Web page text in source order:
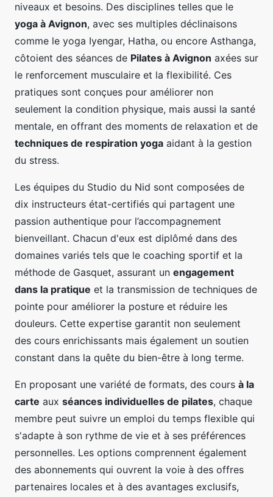
niveaux et besoins. Des disciplines telles que le
yoga à Avignon, avec ses multiples déclinaisons
comme le yoga Iyengar, Hatha, ou encore Asthanga,
côtoient des séances de Pilates à Avignon axées sur
le renforcement musculaire et la flexibilité. Ces
pratiques sont conçues pour améliorer non
seulement la condition physique, mais aussi la santé
mentale, en offrant des moments de relaxation et de
techniques de respiration yoga aidant à la gestion
du stress.
Les équipes du Studio du Nid sont composées de
dix instructeurs état-certifiés qui partagent une
passion authentique pour l’accompagnement
bienveillant. Chacun d'eux est diplômé dans des
domaines variés tels que le coaching sportif et la
méthode de Gasquet, assurant un engagement
dans la pratique et la transmission de techniques de
pointe pour améliorer la posture et réduire les
douleurs. Cette expertise garantit non seulement
des cours enrichissants mais également un soutien
constant dans la quête du bien-être à long terme.
En proposant une variété de formats, des cours à la
carte aux séances individuelles de pilates, chaque
membre peut suivre un emploi du temps flexible qui
s'adapte à son rythme de vie et à ses préférences
personnelles. Les options comprennent également
des abonnements qui ouvrent la voie à des offres
partenaires locales et à des avantages exclusifs,